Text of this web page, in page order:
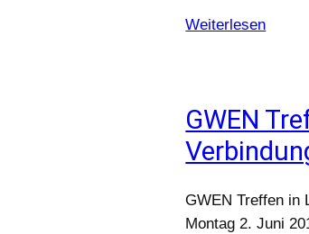
Weiterlesen
GWEN
GWEN Treffen in
Montag 2. Juni